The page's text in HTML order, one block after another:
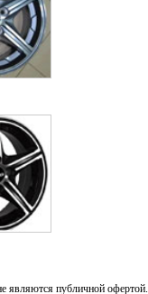
являются публичной офертой.